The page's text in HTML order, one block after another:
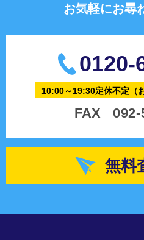
お気軽にお尋
0120-
10:00～19:30定休不定 （
FAX 092-
無料